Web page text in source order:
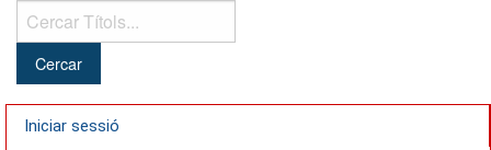
Cercar
Títols...
Iniciar sessió